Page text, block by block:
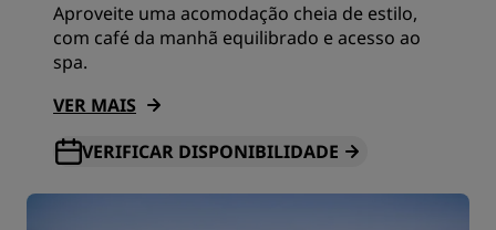
Aproveite uma acomodação cheia de estilo,
com café da manhã equilibrado e acesso ao
spa.
VER MAIS
VERIFICAR DISPONIBILIDADE